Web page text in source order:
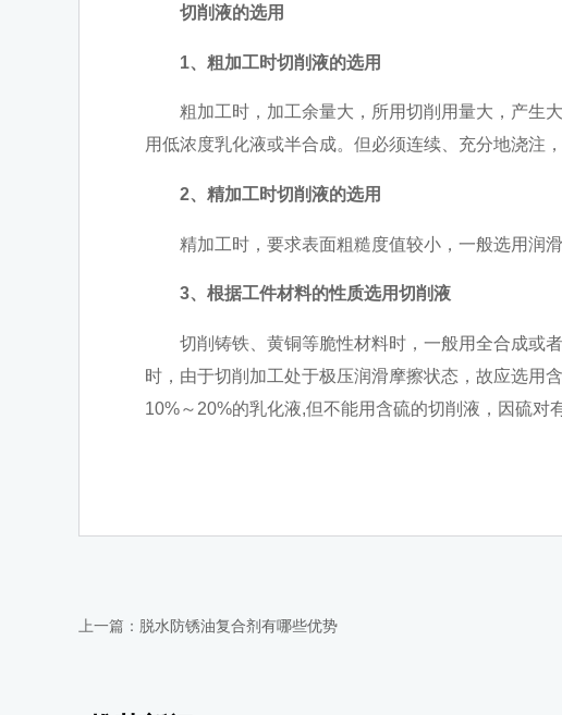
切削液的选用
1、粗加工时切削液的选用
粗加工时，加工余量大，所用切削用量大，产生大
用低浓度乳化液或半合成。但必须连续、充分地浇注
2、精加工时切削液的选用
精加工时，要求表面粗糙度值较小，一般选用润滑
3、根据工件材料的性质选用切削液
切削铸铁、黄铜等脆性材料时，一般用全合成或者
时，由于切削加工处于极压润滑摩擦状态，故应选用
10%～20%的乳化液,但不能用含硫的切削液，因硫对
上一篇： 脱水防锈油复合剂有哪些优势